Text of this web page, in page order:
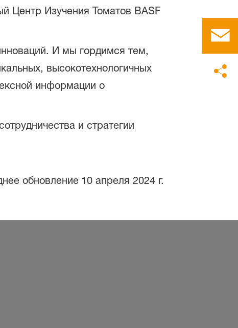
Центр Изучения Томатов BASF
И мы гордимся тем,
высокотехнологичных
информации о
и стратегии
обновление 10 апреля 2024 г.